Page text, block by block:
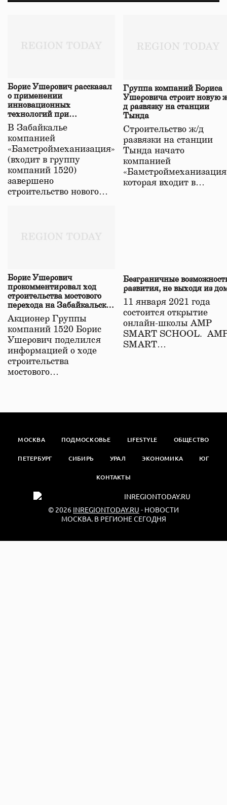
Борис Ушерович рассказал
о применении
инновационных
технологий при
строительстве нового моста
в Забайкалье
В Забайкалье
компанией
«Бамстроймеханизация»
(входит в группу
компаний 1520)
завершено
строительство нового…
Группа компаний Бориса
Ушеровича строит новую
д развязку на станции
Тында
Строительство ж/д
развязки на станции
Тында начато
компанией
которая входит в…
Борис Ушерович
прокомментировал ход
строительства мостового
перехода на Забайкальской
железной дороге
Акционер Группы
компаний 1520 Борис
Ушерович поделился
информацией о ходе
строительства
мостового…
Безграничные
развития, не выходя из
11 января 2021 года
состоится открытие
онлайн-школы АМР
SMART SCHOOL.
SMART…
МОСКВА ПОДМОСКОВЬЕ LIFESTYLE ОБЩЕСТВО
ПЕТЕРБУРГ СИБИРЬ УРАЛ ЭКОНОМИКА ЮГ
КОНТАКТЫ
© 2026 INREGIONTODAY.RU - НОВОСТИ
МОСКВА. В РЕГИОНЕ СЕГОДНЯ